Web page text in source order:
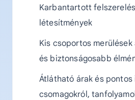
Karbantartott
létesítmények
Kis csoportos merülések
és biztonságosabb
Átlátható árak és pontos
csomagokról,